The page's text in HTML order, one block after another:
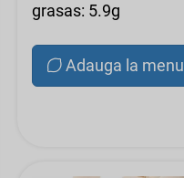
grasas: 5.9g
Adauga la menu